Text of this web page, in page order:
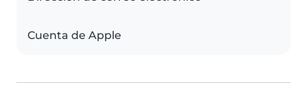
Cuenta de Apple